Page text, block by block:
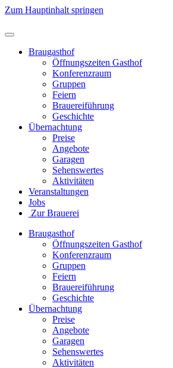
Zum Hauptinhalt springen
Braugasthof
Öffnungszeiten Gasthof
Konferenzraum
Gruppen
Feiern
Brauereiführung
Geschichte
Übernachtung
Preise
Angebote
Garagen
Sehenswertes
Aktivitäten
Veranstaltungen
Jobs
Zur Brauerei
Braugasthof
Öffnungszeiten Gasthof
Konferenzraum
Gruppen
Feiern
Brauereiführung
Geschichte
Übernachtung
Preise
Angebote
Garagen
Sehenswertes
Aktivitäten